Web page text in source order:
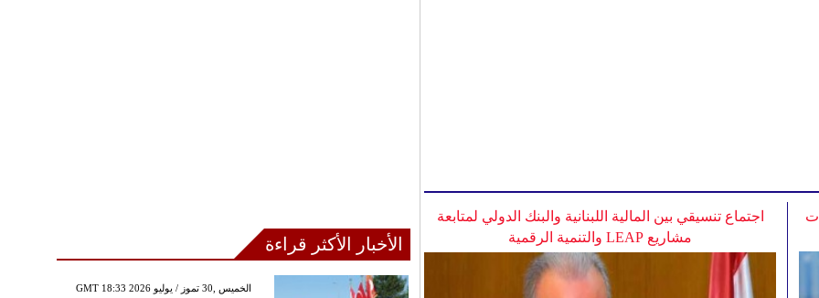
اجتماع تنسيقي بين المالية اللبنانية والبنك الدولي لمتابعة
مشاريع LEAP والتنمية الرقمية
الأخبار الأكثر قراءة
GMT 18:33 2026 الخميس ,30 تموز / يوليو